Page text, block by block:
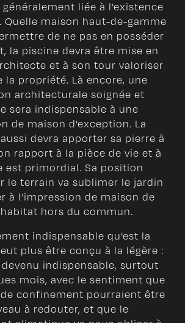
liée à l’existence
Quelle maison haut-de-gamme
de ne pas en posséder
la piscine devra être mise en
et à son tour valoriser
la propriété. Là encore, une
architecturale soignée et
sera indispensable à une
de maison d’exception. La
devra apporter sa pierre à
rapport à la pièce de vie et à
est primordial. Sa position
le terrain va sublimer le jardin
à l’impression de maison de
hors du commun.
indispensable qu’est la
plus être conçu à la légère :
indispensable, surtout
mois, avec le sentiment que
confinement pourraient être
à redouter, et que le